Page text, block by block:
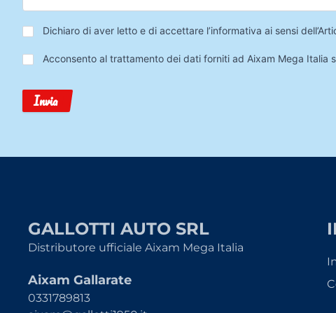
Privacy*
Dichiaro di aver letto e di accettare l’informativa ai sensi
Trattamento
Dati
Acconsento al trattamento dei dati forniti ad Aixam Mega
Invia
GALLOTTI AUTO SRL
Distributore ufficiale Aixam Mega Italia
Aixam Gallarate
0331789813